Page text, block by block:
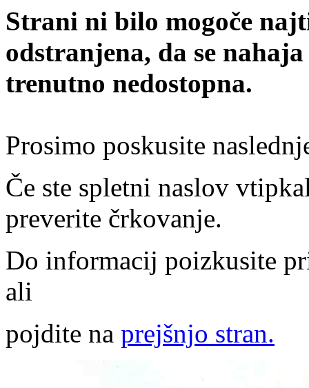
Strani ni bilo mogoče
odstranjena, da se
trenutno nedostopna.
Prosimo poskusite
Če ste spletni naslov
preverite črkovanje.
Do informacij poizkusite
ali
pojdite na prejšnjo stran.